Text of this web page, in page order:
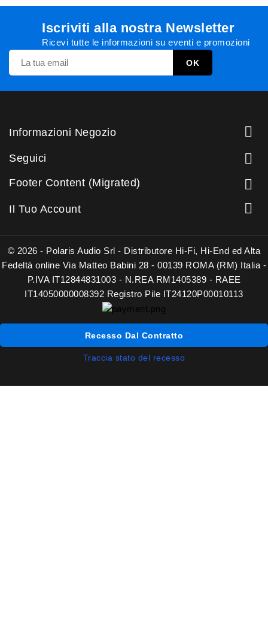
Iscriviti alla nostra Newsletter
Ricevi tutte le informazioni su eventi e promozioni
Informazioni Negozio 
Seguici 
Footer Content (Migrated) 
Il Tuo Account 
© 2026 - Polaris Audio Srl - Distributore Hi-Fi, Hi-End ed Alta
Fedeltà online Via Matteo Babini 28 - 00139 ROMA (RM) Italia -
P.IVA IT12844831003 - N.REA RM1405389 - RAEE
IT14050000008392 Registro Pile IT24120P00010113
Recesso Dal Contratto
Traccia stato del recesso